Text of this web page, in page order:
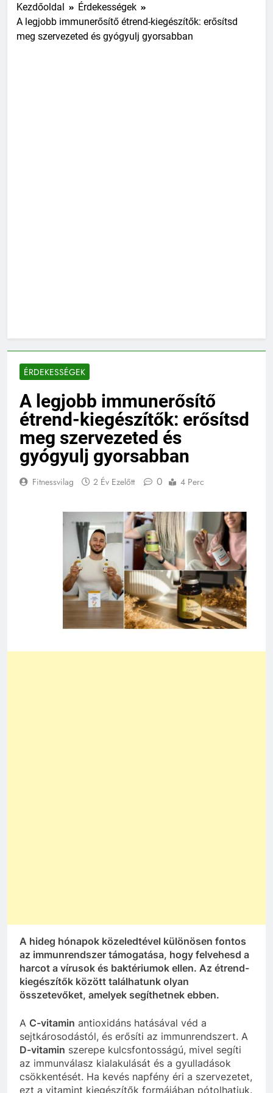
Kezdőoldal
Érdekességek
A legjobb immunerősítő étrend-kiegészítők: erősítsd
meg szervezeted és gyógyulj gyorsabban
ÉRDEKESSÉGEK
A legjobb immunerősítő
étrend-kiegészítők: erősítsd
meg szervezeted és
gyógyulj gyorsabban
Fitnessvilag 2 Év Ezelőtt 0 4 Perc
A hideg hónapok közeledtével különösen fontos
az immunrendszer támogatása, hogy felvehesd a
harcot a vírusok és baktériumok ellen. Az étrend-
kiegészítők között találhatunk olyan
összetevőket, amelyek segíthetnek ebben.
A C-vitamin antioxidáns hatásával véd a
sejtkárosodástól, és erősíti az immunrendszert. A
D-vitamin szerepe kulcsfontosságú, mivel segíti
az immunválasz kialakulását és a gyulladások
csökkentését. Ha kevés napfény éri a szervezetet,
ezt a vitamint kiegészítők formájában pótolhatjuk.